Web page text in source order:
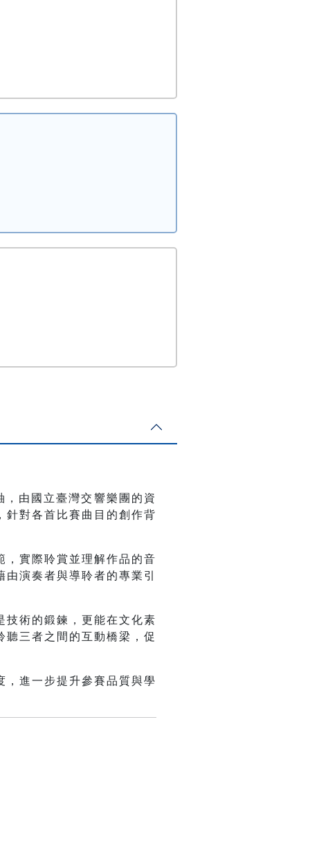
由國立臺灣交響樂團的資
針對各首比賽曲目的創作背
，實際聆賞並理解作品的音
演奏者與導聆者的專業引
技術的鍛鍊，更能在文化素
三者之間的互動橋梁，促
，進一步提升參賽品質與學